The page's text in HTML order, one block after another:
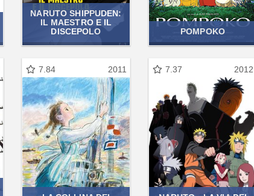
NARUTO SHIPPUDEN:
IL MAESTRO E IL
DISCEPOLO
POMPOKO
7.84 2011 7.37 2012